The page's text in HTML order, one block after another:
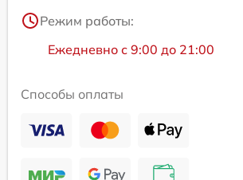
Режим работы:
Ежедневно с 9:00 до 21:00
Способы оплаты